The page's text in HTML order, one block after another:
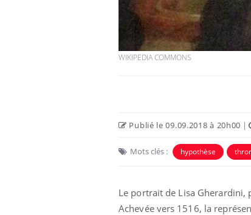
WIKIPEDIA COMMONS
Publié le 09.09.2018 à 20h00 |
Mots clés : hypothèse
Le portrait de Lisa Gherardini,
Achevée vers 1516, la